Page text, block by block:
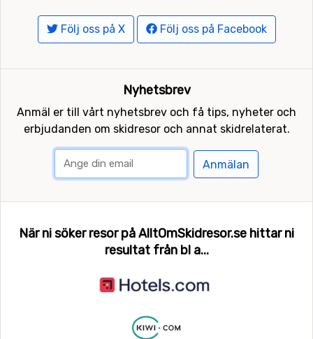
Följ oss på X Följ oss på Facebook
Nyhetsbrev
Anmäl er till vårt nyhetsbrev och få tips, nyheter och
erbjudanden om skidresor och annat skidrelaterat.
Anmälan
När ni söker resor på AlltOmSkidresor.se hittar ni
resultat från bl a...